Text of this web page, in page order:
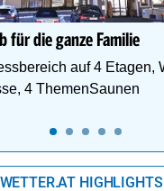
für die ganze Familie
auf 4 Etagen,
4 ThemenSaunen
WETTER.AT HIGHLIGHTS